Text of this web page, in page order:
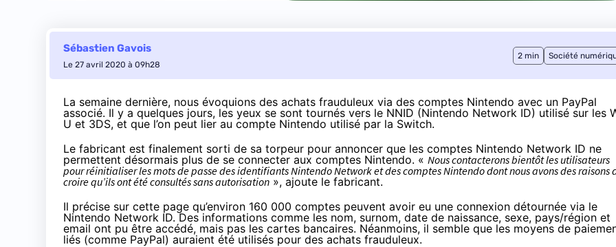
Sébastien Gavois
Le 27 avril 2020 à 09h28
2 min Société
La semaine dernière, nous évoquions des achats frauduleux via des comptes Nintendo avec un PayPal
associé. Il y a quelques jours, les yeux se sont tournés vers le NNID (Nintendo Network ID) utilisé sur les
U et 3DS, et que l’on peut lier au compte Nintendo utilisé par la Switch.
Le fabricant est finalement sorti de sa torpeur pour annoncer que les comptes Nintendo Network ID ne
permettent désormais plus de se connecter aux comptes Nintendo. « Nous contacterons bientôt les utilisateurs
pour réinitialiser les mots de passe des identifiants Nintendo Network et des comptes Nintendo dont nous avons des raisons
croire qu’ils ont été consultés sans autorisation », ajoute le fabricant.
Il précise sur cette page qu’environ 160 000 comptes peuvent avoir eu une connexion détournée via le
Nintendo Network ID. Des informations comme les nom, surnom, date de naissance, sexe, pays/région et
email ont pu être accédé, mais pas les cartes bancaires. Néanmoins, il semble que les moyens de
liés (comme PayPal) auraient été utilisés pour des achats frauduleux.